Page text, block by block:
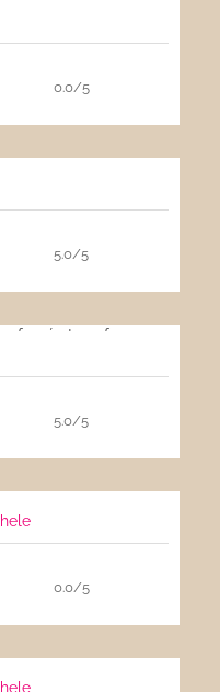
0.0/5
5.0/5
fumé et
5.0/5
0.0/5